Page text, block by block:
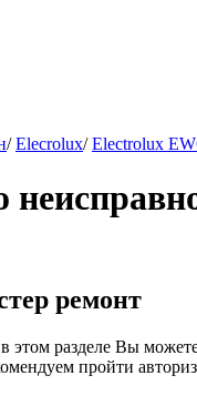
/Elecrolux/Electrolux
ремонт
этом разделе Вы
пройти